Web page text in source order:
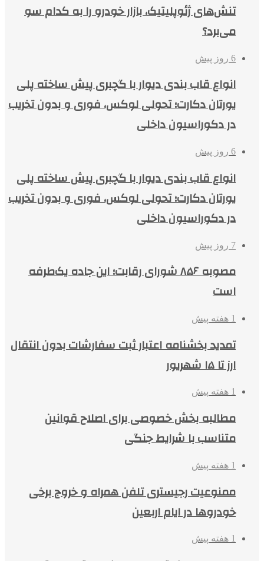
تنش‌های ژئوپلیتیک، بازار خودرو را به کدام سو
می‌برد؟
6 روز پیش
انواع قاب بندی دیوار با گچبری پیش ساخته پلی
یورتان دکارت؛ تحولی لوکس، فوری و بدون تخریب
در دکوراسیون داخلی
6 روز پیش
انواع قاب بندی دیوار با گچبری پیش ساخته پلی
یورتان دکارت؛ تحولی لوکس، فوری و بدون تخریب
در دکوراسیون داخلی
7 روز پیش
مصوبه ۸۵۶ شورای رقابت؛ این جاده یک‌طرفه
است
1 هفته پیش
تمدید بخشنامه اعتبار ثبت سفارشات بدون انتقال
ارز تا ۱۵ شهریور
1 هفته پیش
مطالبه بخش خصوصی برای اصلاح قوانین
متناسب با شرایط جنگی
1 هفته پیش
ممنوعیت رجیستری تلفن همراه و خروج برخی
خودروها در ایام اربعین
1 هفته پیش